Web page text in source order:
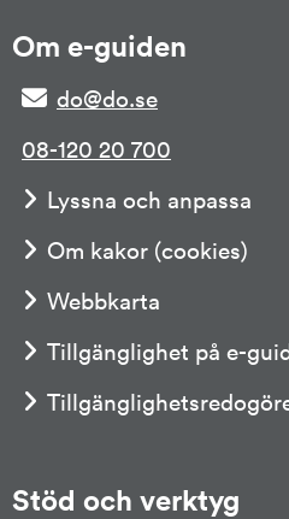
Om e-guiden
do@do.se
08-120 20 700
Lyssna och anpassa
Om kakor (cookies)
Webbkarta
Tillgänglighet på e-
Stöd och verktyg